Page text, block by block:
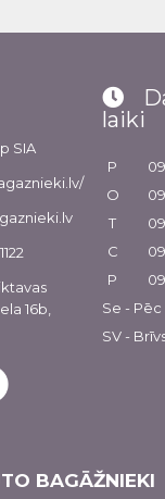
SIA
16b,
laiki
P
O
T
C
P
Se -
SV -
BAGĀŽNIEKI